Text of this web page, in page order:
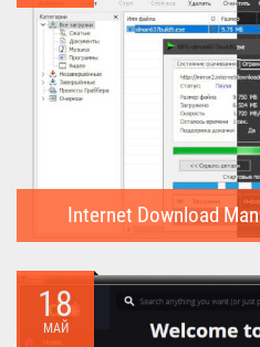
Internet Download
18
МАЙ